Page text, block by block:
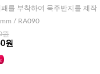
)
패를 부착하여 묵주반지를 제작
/ RA090
원
원